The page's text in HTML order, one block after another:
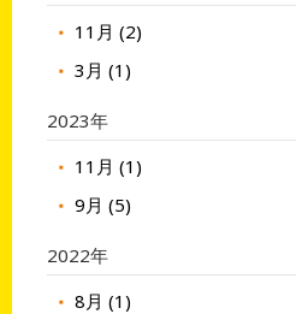
11月 (2)
3月 (1)
2023年
11月 (1)
9月 (5)
2022年
8月 (1)